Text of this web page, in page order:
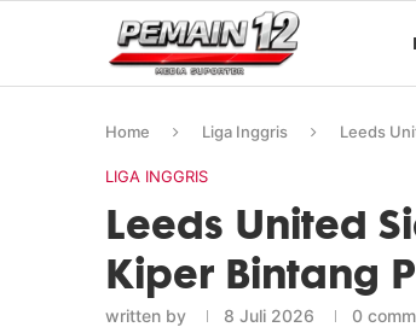
Home Liga Inggris Leeds
LIGA INGGRIS
Leeds United
Kiper Bintang
written by 8 Juli 2026 0